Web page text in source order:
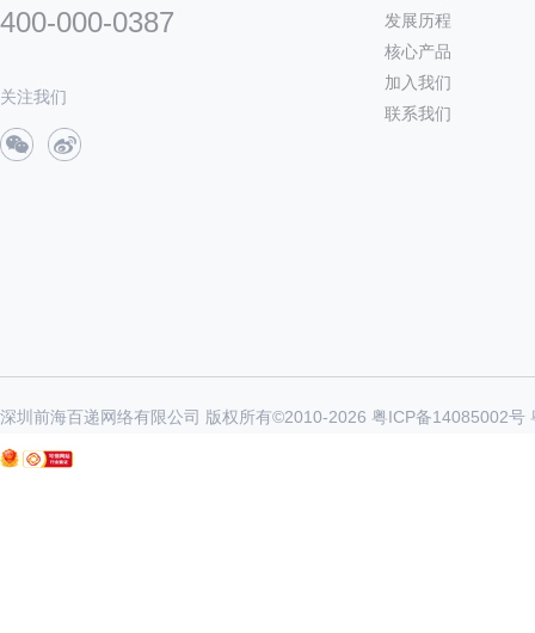
400-000-0387
关注我们
发展历程
核心产品
加入我们
联系我们
深圳前海百递网络有限公司 版权所有©2010-2026 粤ICP备14085002号